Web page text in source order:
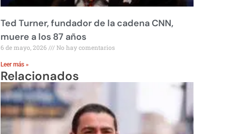
Ted Turner, fundador de la cadena CNN,
muere a los 87 años
6 de mayo, 2026 No hay comentarios
Leer más »
Relacionados